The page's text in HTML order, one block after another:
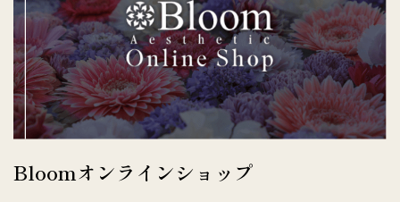
Bloomオンラインショップ